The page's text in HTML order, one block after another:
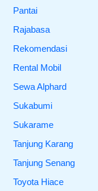
Pantai
Rajabasa
Rekomendasi
Rental Mobil
Sewa Alphard
Sukabumi
Sukarame
Tanjung Karang
Tanjung Senang
Toyota Hiace